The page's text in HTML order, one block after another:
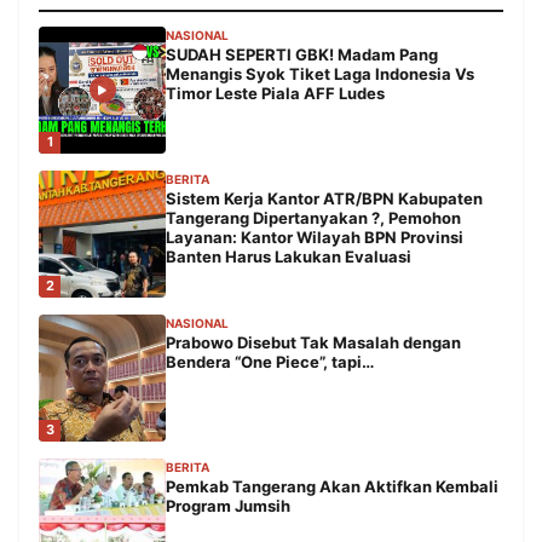
1
NASIONAL
SUDAH SEPERTI GBK! Madam Pang
Menangis Syok Tiket Laga Indonesia Vs
Timor Leste Piala AFF Ludes
2
BERITA
Sistem Kerja Kantor ATR/BPN Kabupaten
Tangerang Dipertanyakan ?, Pemohon
Layanan: Kantor Wilayah BPN Provinsi
Banten Harus Lakukan Evaluasi
3
NASIONAL
Prabowo Disebut Tak Masalah dengan
Bendera “One Piece”, tapi…
BERITA
Pemkab Tangerang Akan Aktifkan Kembali
Program Jumsih